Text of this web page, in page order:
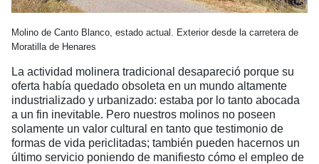
Molino de Canto Blanco, estado actual. Exterior desde la carretera de
Moratilla de Henares
La actividad molinera tradicional desapareció porque su
oferta había quedado obsoleta en un mundo altamente
industrializado y urbanizado: estaba por lo tanto abocada
a un fin inevitable. Pero nuestros molinos no poseen
solamente un valor cultural en tanto que testimonio de
formas de vida periclitadas; también pueden hacernos un
último servicio poniendo de manifiesto cómo el empleo de